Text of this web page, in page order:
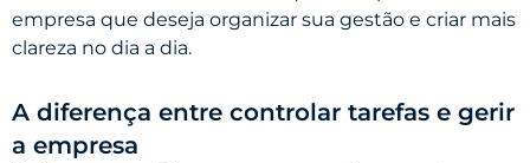
empresa que deseja organizar sua gestão e criar mais
clareza no dia a dia.
A diferença entre controlar tarefas e gerir
a empresa